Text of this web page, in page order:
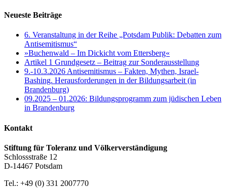
Neueste Beiträge
6. Veranstaltung in der Reihe „Potsdam Publik: Debatten zum
Antisemitismus“
»Buchenwald – Im Dickicht vom Ettersberg«
Artikel 1 Grundgesetz – Beitrag zur Sonderausstellung
9.-10.3.2026 Antisemitismus – Fakten, Mythen, Israel-
Bashing. Herausforderungen in der Bildungsarbeit (in
Brandenburg)
09.2025 – 01.2026: Bildungsprogramm zum jüdischen Leben
in Brandenburg
Kontakt
Stiftung für Toleranz und Völkerverständigung
Schlossstraße 12
D-14467 Potsdam
Tel.: +49 (0) 331 2007770